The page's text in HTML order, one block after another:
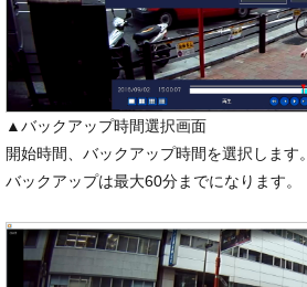
▲バックアップ時間選択画面
開始時間、バックアップ時間を選択します。
バックアップは最大60分までになります。